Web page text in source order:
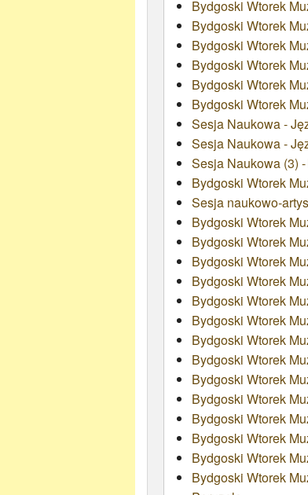
Bydgoski Wtorek
Bydgoski Wtorek
Bydgoski Wtorek
Bydgoski Wtorek
Bydgoski Wtorek
Bydgoski Wtorek
Sesja Naukowa -
Sesja Naukowa -
Sesja Naukowa (3)
Bydgoski Wtorek
Sesja naukowo-
Bydgoski Wtorek
Bydgoski Wtorek
Bydgoski Wtorek
Bydgoski Wtorek
Bydgoski Wtorek
Bydgoski Wtorek
Bydgoski Wtorek
Bydgoski Wtorek
Bydgoski Wtorek
Bydgoski Wtorek
Bydgoski Wtorek
Bydgoski Wtorek
Bydgoski Wtorek
Bydgoski Wtorek